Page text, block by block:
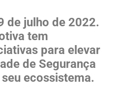
de julho de 2022.
tem
para elevar
de Segurança
ecossistema.